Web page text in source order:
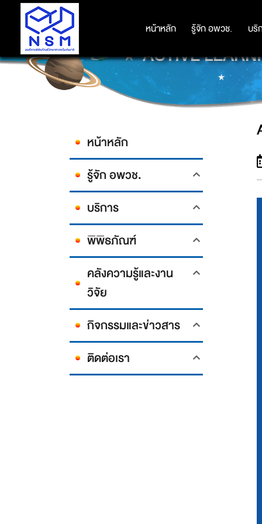
หน้าหลัก รู้จัก อพวช. บริ
หน้าหลัก รู้จัก อพวช. บริ
ACTIVE
หน้าหลัก
รู้จัก อพวช.
บริการ
พิพิธภัณฑ์
คลังความรู้และงาน
วิจัย
กิจกรรมและข่าวสาร
ติดต่อเรา